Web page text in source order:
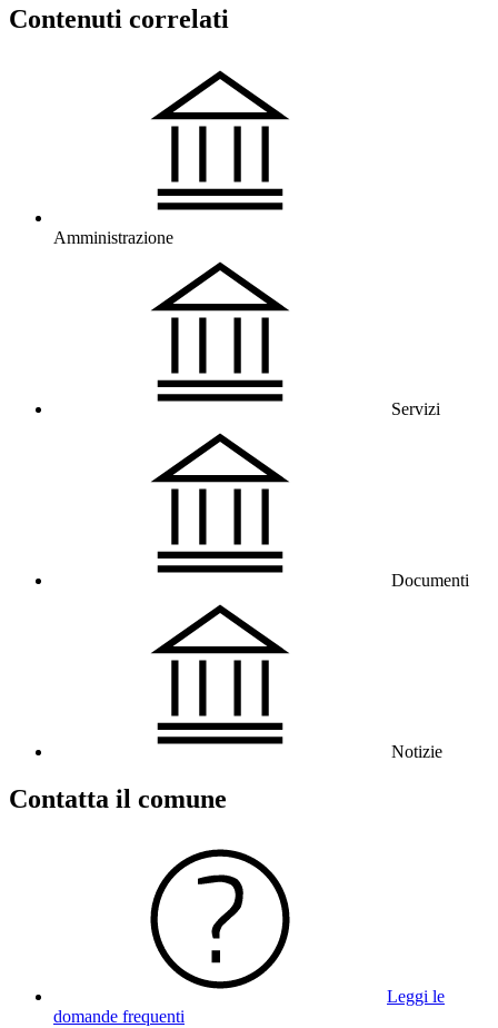
Contenuti correlati
Amministrazione
Servizi
Documenti
Notizie
Contatta il comune
Leggi le
domande frequenti